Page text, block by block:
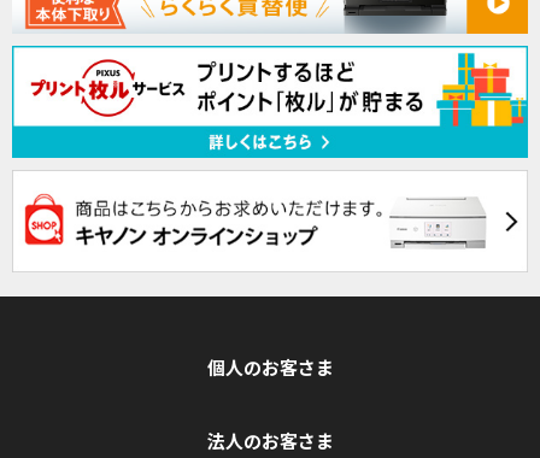
個人のお客さま
法人のお客さま